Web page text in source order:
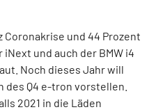
Coronakrise und 44 Prozent
und auch der BMW i4
Noch dieses Jahr will
des Q4 e-tron vorstellen.
2021 in die Läden